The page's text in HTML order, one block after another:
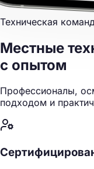
Техническая
Местные
с опытом
Профессионалы,
подходом и